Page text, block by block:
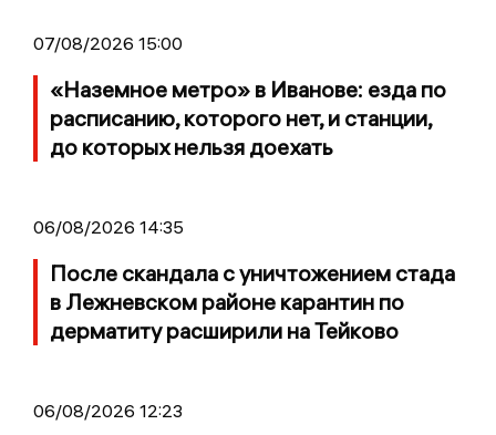
07/08/2026 15:00
«Наземное метро» в Иванове: езда по
расписанию, которого нет, и станции,
до которых нельзя доехать
06/08/2026 14:35
После скандала с уничтожением стада
в Лежневском районе карантин по
дерматиту расширили на Тейково
06/08/2026 12:23